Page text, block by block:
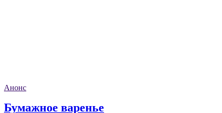
Анонс
Бумажное варенье